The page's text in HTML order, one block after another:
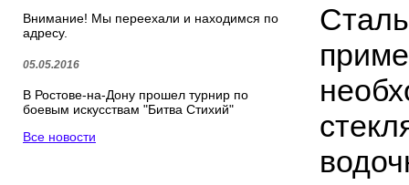
Пластинчатые цепи UNI
Приводные роликовые
Каталог
Внимание! Мы переехали и находимся по
адресу.
05.05.2016
В Ростове-на-Дону прошел турнир по
боевым искусствам "Битва Стихий"
Все новости